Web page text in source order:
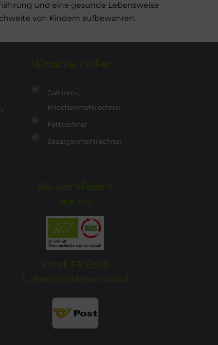
und eine gesunde Lebensweise
von Kindern aufbewahren.
Nützliche Helfer
Calcium-,
Knochenmehlrechner
Fettrechner
Seealgenmehlrechner
Bio-zertifiziert
durch
Post FRESH
Lebensmittelversand